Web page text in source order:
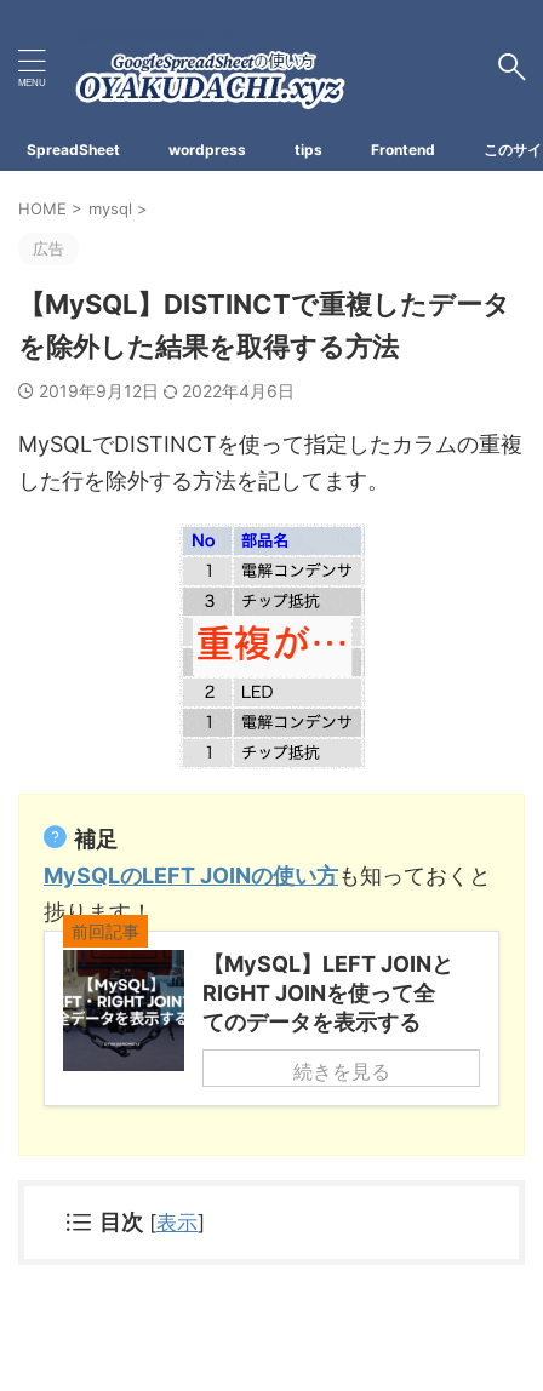
SpreadSheet wordpress tips Frontend このサ
HOME > mysql >
広告
【MySQL】DISTINCTで重複したデータ
を除外した結果を取得する方法
2019年9月12日 2022年4月6日
MySQLでDISTINCTを使って指定したカラムの重複
した行を除外する方法を記してます。
補足
MySQLのLEFT JOINの使い方も知っておくと
捗ります！
前回記事
【MySQL】LEFT JOINと
RIGHT JOINを使って全
てのデータを表示する
続きを見る
目次 [表示]